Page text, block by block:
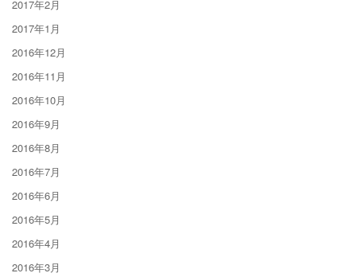
2017年2月
2017年1月
2016年12月
2016年11月
2016年10月
2016年9月
2016年8月
2016年7月
2016年6月
2016年5月
2016年4月
2016年3月